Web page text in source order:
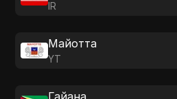
IR
Майотта
YT
Гайана